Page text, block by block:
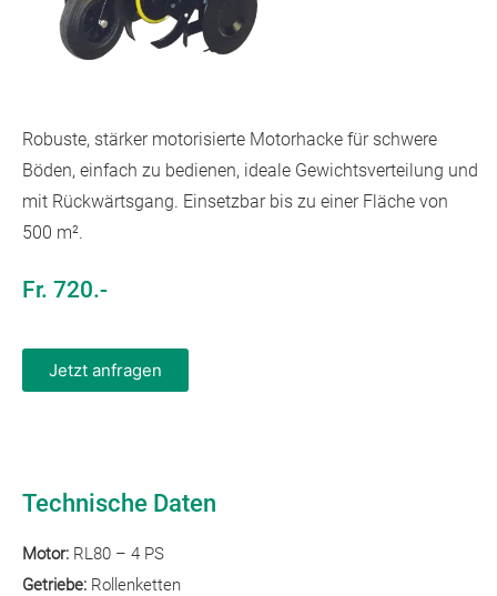
Robuste, stärker motorisierte Motorhacke für schwere
Böden, einfach zu bedienen, ideale Gewichtsverteilung und
mit Rückwärtsgang. Einsetzbar bis zu einer Fläche von
500 m².
Fr. 720.-
Jetzt anfragen
Technische Daten
Motor: RL80 – 4 PS
Getriebe: Rollenketten